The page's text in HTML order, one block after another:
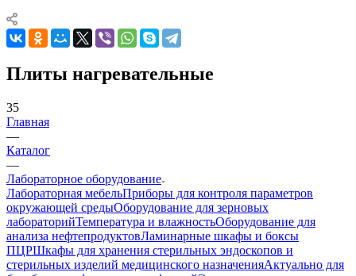
Плиты нагревательные
35
Главная
—
Каталог
—
Лабораторное оборудование
Лабораторная мебельПриборы для контроля параметров
окружающей средыОборудование для зерновых
лабораторийТемпература и влажностьОборудование для
анализа нефтепродуктовЛаминарные шкафы и боксы
ПЦРШкафы для хранения стерильных эндоскопов и
стерильных изделий медицинского назначенияАктуально для